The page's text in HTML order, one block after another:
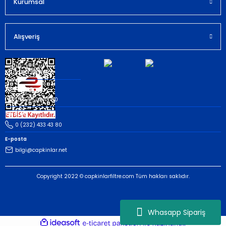
Whasapp Sipariş
Alışveriş
Müşteri İletişim
Whatsapp
(535) 503 43 80
Telefon
0 (232) 433 43 80
E-posta
bilgi@capkinlar.net
Copyright 2022 © capkinlarfiltre.com Tüm hakları saklıdır.
ideasoft